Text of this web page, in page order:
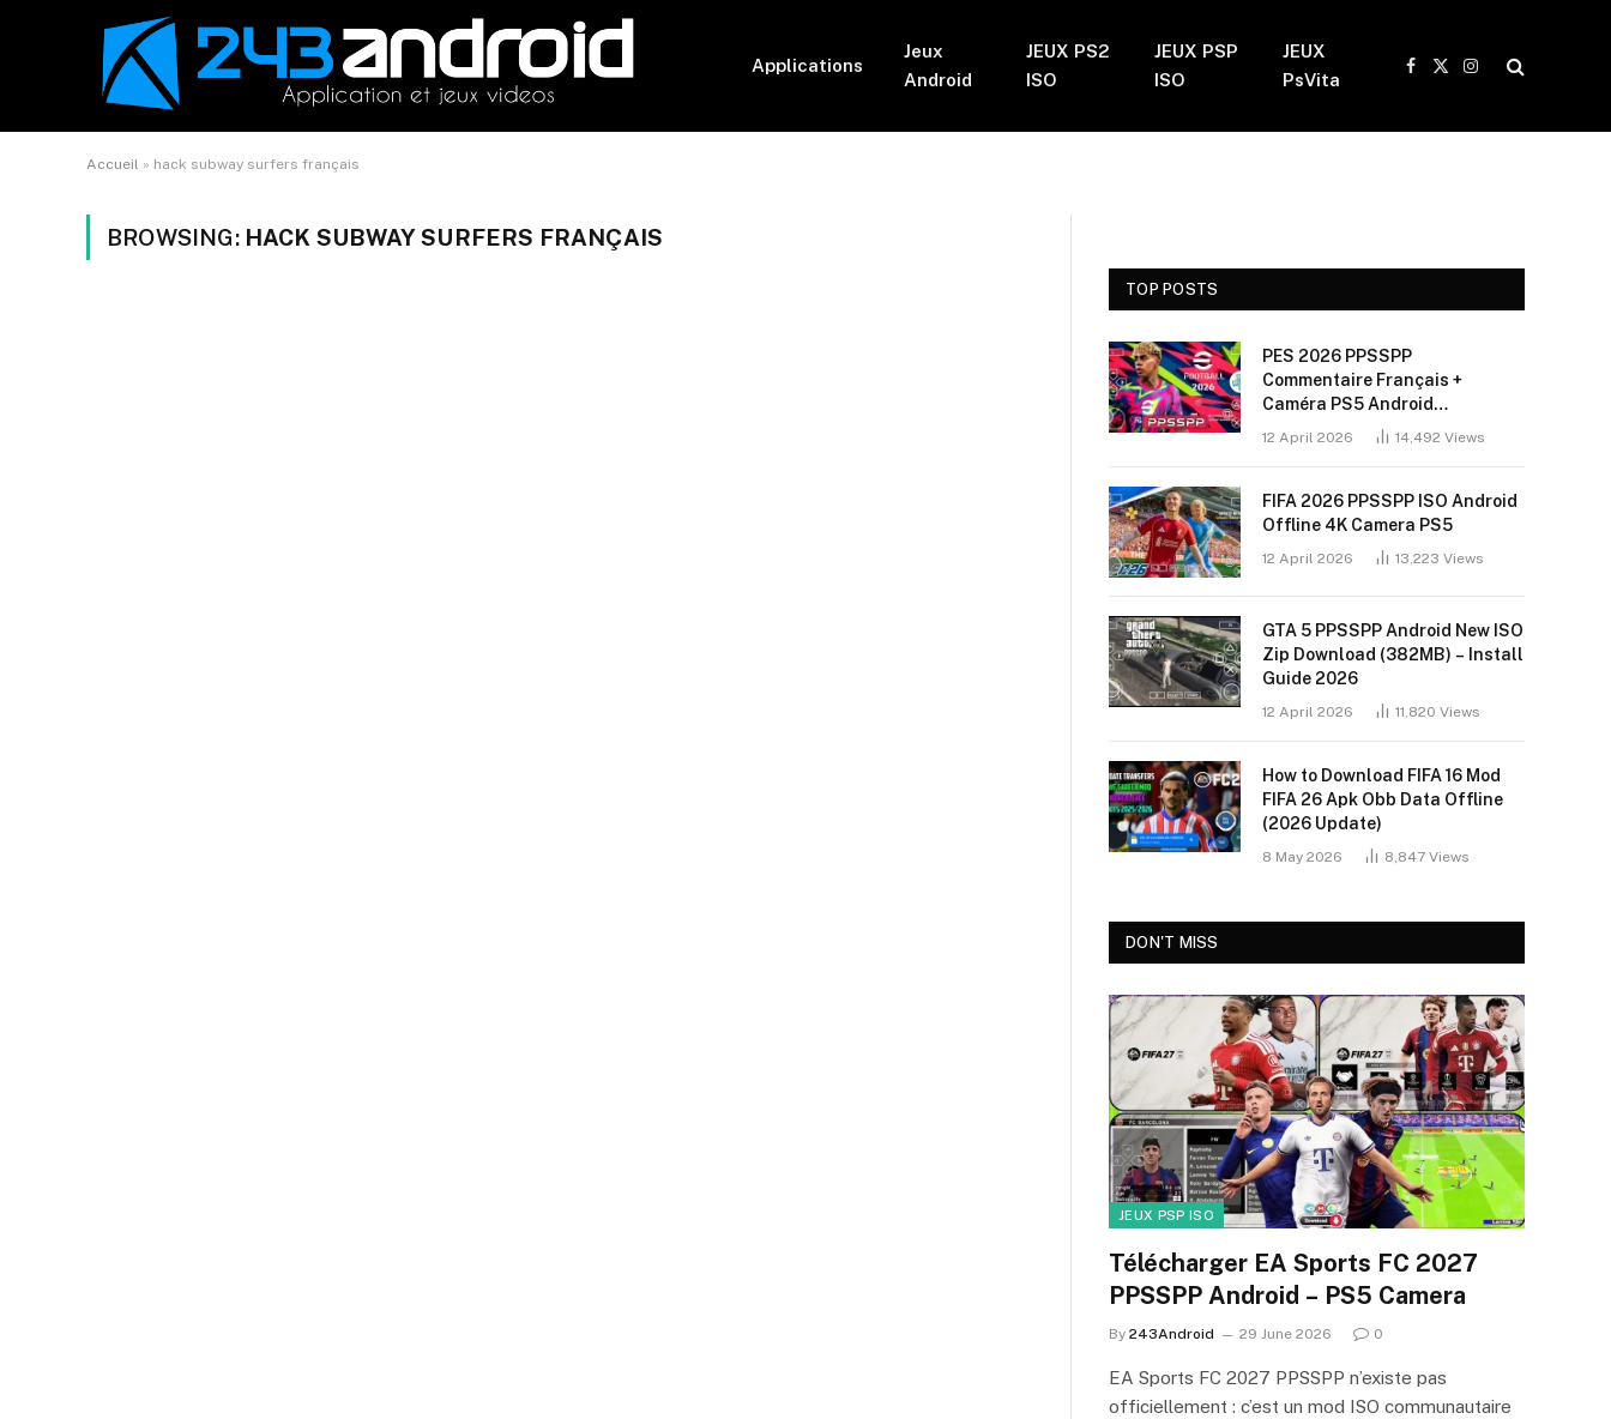
Applications
Jeux
Android
JEUX PS2
ISO
JEUX PSP
ISO
JEUX
PsVita
Facebook
X
Instagram
Accueil » hack subway surfers français
BROWSING: HACK SUBWAY SURFERS FRANÇAIS
TOP POSTS
PES 2026 PPSSPP
Commentaire Français +
Caméra PS5 Android
(Installation Sans Bug + 60
12 April 2026 14,492 Views
FIFA 2026 PPSSPP ISO Android
Offline 4K Camera PS5
12 April 2026 13,223 Views
GTA 5 PPSSPP Android New ISO
Zip Download (382MB) – Install
Guide 2026
12 April 2026 11,820 Views
How to Download FIFA 16 Mod
FIFA 26 Apk Obb Data Offline
(2026 Update)
8 May 2026 8,847 Views
DON'T MISS
JEUX PSP ISO
Télécharger EA Sports FC 2027
PPSSPP Android – PS5 Camera
By 243Android 29 June 2026 0
EA Sports FC 2027 PPSSPP n’existe pas
officiellement : c’est un mod ISO communautaire